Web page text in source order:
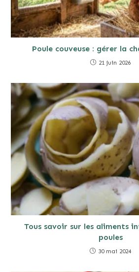
Poule couveuse : gérer la
21 juin 2026
Tous savoir sur les aliments
poules
30 mai 2024